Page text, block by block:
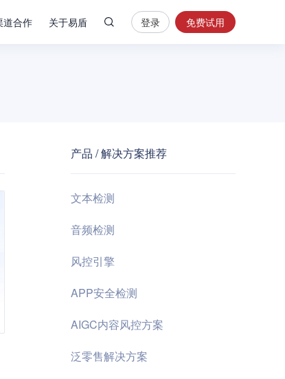
道合作 关于易盾
安
全
控
登录 免费试用
产品 / 解决方案推荐
文本检测
音频检测
风控引擎
APP安全检测
AIGC内容风控方案
泛零售解决方案